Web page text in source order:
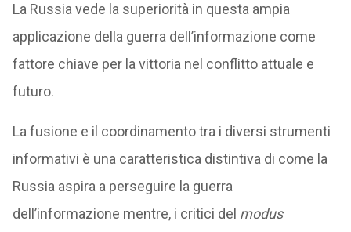
La Russia vede la superiorità in questa ampia
applicazione della guerra dell’informazione come
fattore chiave per la vittoria nel conflitto attuale e
futuro.
La fusione e il coordinamento tra i diversi strumenti
informativi è una caratteristica distintiva di come la
Russia aspira a perseguire la guerra
dell’informazione mentre, i critici del modus